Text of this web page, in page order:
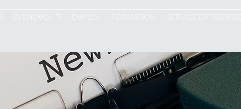
EVENEMENTS FORMATION SERVICE ENTREPRISES